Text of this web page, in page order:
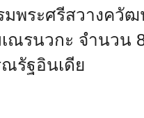
พระศรีสวางควั
ณรนวกะ จำนวน
รัฐอินเดีย